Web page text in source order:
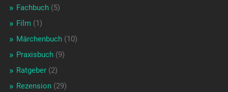
Fachbuch(5)
Film (1)
Märchenbuch(10)
Praxisbuch(9)
Ratgeber(2)
Rezension(29)